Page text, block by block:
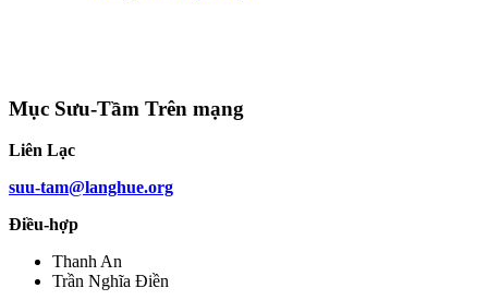
Mục Sưu-Tầm Trên mạng
Liên Lạc
suu-tam@langhue.org
Điều-hợp
Thanh An
Trần Nghĩa Điền